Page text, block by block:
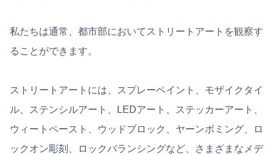
私たちは通常、都市部においてストリートアートを観察す
ることができます。
ストリートアートには、スプレーペイント、モザイクタイ
ル、ステンシルアート、LEDアート、ステッカーアート、
ウィートペースト、ウッドブロック、ヤーンボミング、ロ
ックオン彫刻、ロックバランシングなど、さまざまなメデ